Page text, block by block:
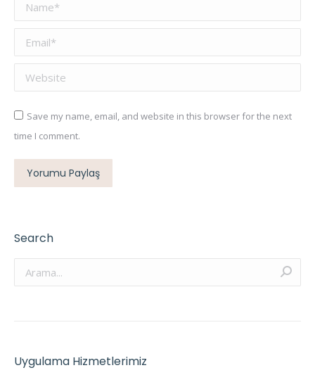
Email *
Website
Save my name, email, and website in this browser for the next
time I comment.
Yorumu Paylaş
Search
Arama:
Uygulama Hizmetlerimiz